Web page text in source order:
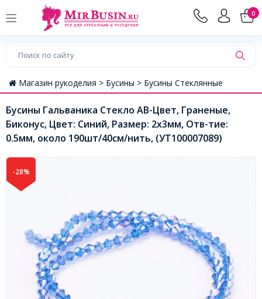
0
Магазин рукоделия > Бусины > Бусины Стеклянные
Бусины Гальваника Стекло АВ-Цвет, Граненые,
Биконус, Цвет: Синий, Размер: 2х3мм, Отв-тие:
0.5мм, около 190шт/40см/нить, (УТ100007089)
-28%